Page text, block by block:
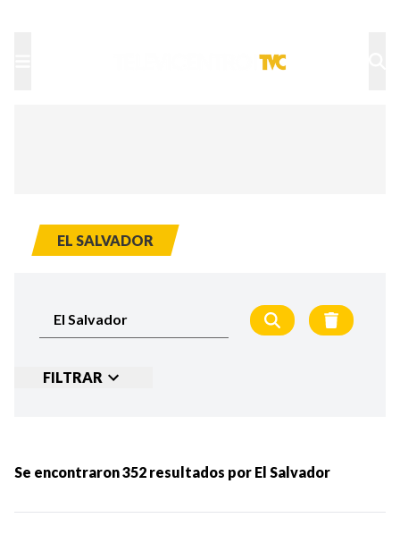
EL SALVADOR
FILTRAR
MÁS RECIENTES
MENOS RECIENTES
Se encontraron352 resultados por El Salvador